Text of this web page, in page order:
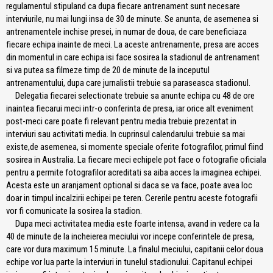
regulamentul stipuland ca dupa fiecare antrenament sunt necesare
interviurile, nu mai lungi insa de 30 de minute. Se anunta, de asemenea si
antrenamentele inchise presei, in numar de doua, de care beneficiaza
fiecare echipa inainte de meci. La aceste antrenamente, presa are acces
din momentul in care echipa isi face sosirea la stadionul de antrenament
si va putea sa filmeze timp de 20 de minute de la inceputul
antrenamentului, dupa care jurnalistii trebuie sa paraseasca stadionul.
Delegatia fiecarei selectionate trebuie sa anunte echipa cu 48 de ore
inaintea fiecarui meci intr-o conferinta de presa, iar orice alt eveniment
post-meci care poate fi relevant pentru media trebuie prezentat in
interviuri sau activitati media. In cuprinsul calendarului trebuie sa mai
existe,de asemenea, si momente speciale oferite fotografilor, primul fiind
sosirea in Australia. La fiecare meci echipele pot face o fotografie oficiala
pentru a permite fotografilor acreditati sa aiba acces la imaginea echipei.
Acesta este un aranjament optional si daca se va face, poate avea loc
doar in timpul incalzirii echipei pe teren. Cererile pentru aceste fotografii
vor fi comunicate la sosirea la stadion.
Dupa meci activitatea media este foarte intensa, avand in vedere ca la
40 de minute de la incheierea meciului vor incepe conferintele de presa,
care vor dura maximum 15 minute. La finalul meciului, capitanii celor doua
echipe vor lua parte la interviuri in tunelul stadionului. Capitanul echipei